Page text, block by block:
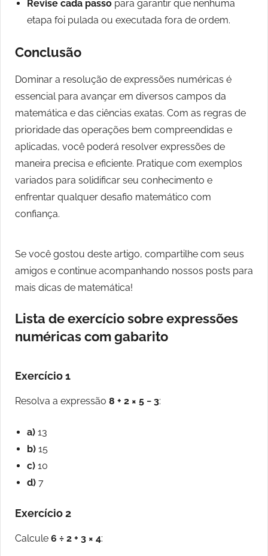
Revise cada passo para garantir que nenhuma
etapa foi pulada ou executada fora de ordem.
Conclusão
Dominar a resolução de expressões numéricas é
essencial para avançar em diversos campos da
matemática e das ciências exatas. Com as regras de
prioridade das operações bem compreendidas e
aplicadas, você poderá resolver expressões de
maneira precisa e eficiente. Pratique com exemplos
variados para solidificar seu conhecimento e
enfrentar qualquer desafio matemático com
confiança.
Se você gostou deste artigo, compartilhe com seus
amigos e continue acompanhando nossos posts para
mais dicas de matemática!
Lista de exercício sobre expressões
numéricas com gabarito
Exercício 1
Resolva a expressão 8 + 2 × 5 − 3:
a) 13
b) 15
c) 10
d) 7
Exercício 2
Calcule 6 ÷ 2 + 3 × 4: